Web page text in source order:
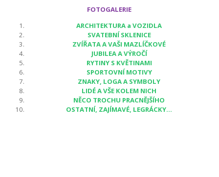
FOTOGALERIE
ARCHITEKTURA a VOZIDLA
SVATEBNÍ SKLENICE
ZVÍŘATA A VAŠI MAZLÍČKOVÉ
JUBILEA A VÝROČÍ
RYTINY S KVĚTINAMI
SPORTOVNÍ MOTIVY
ZNAKY, LOGA A SYMBOLY
LIDÉ A VŠE KOLEM NICH
NĚCO TROCHU PRACNĚJŠÍHO
OSTATNÍ, ZAJÍMAVÉ, LEGRÁCKY...